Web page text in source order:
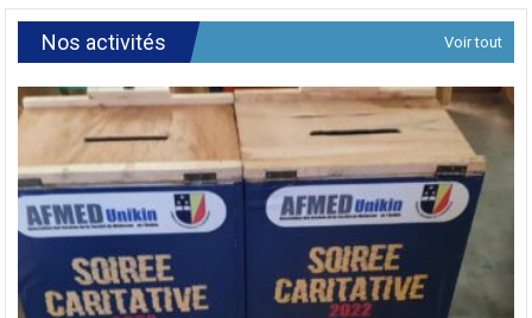
de
Révision
Textes
Statutaires
de
l’AFMED
en
sigle
COMREV.
Nos activités Voir tout